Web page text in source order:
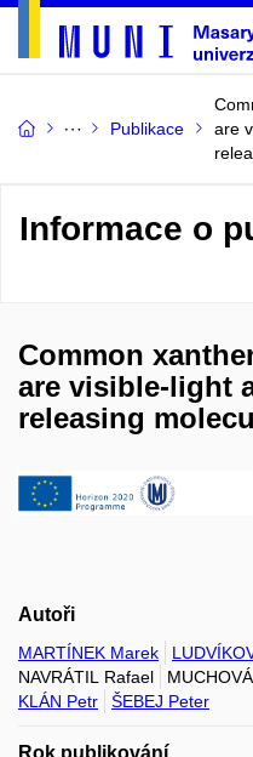
Publikace
are
Informace o
Common
are visible-light
releasing
Autoři
MARTÍNEK Marek
NAVRÁTIL Rafael
KLÁN Petr
ŠEBEJ Peter
Rok publikování